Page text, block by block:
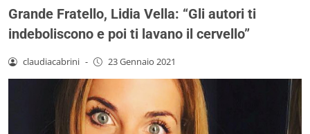
Grande Fratello, Lidia Vella: “Gli autori ti
indeboliscono e poi ti lavano il cervello”
claudiacabrini - 23 Gennaio 2021